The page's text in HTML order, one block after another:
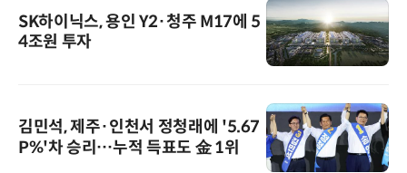
SK하이닉스, 용인 Y2·청주 M17에 5
4조원 투자
김민석, 제주·인천서 정청래에 '5.67
P%'차 승리…누적 득표도 金 1위